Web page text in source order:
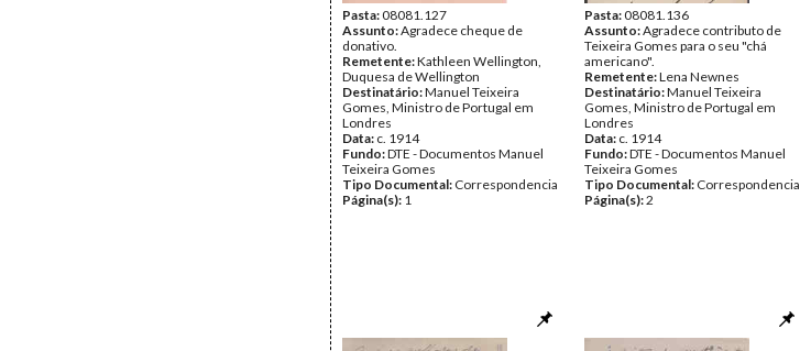
Pasta:08081.127
Assunto:Agradece cheque de
donativo.
Remetente:Kathleen Wellington,
Duquesa de Wellington
Destinatário:Manuel Teixeira
Gomes, Ministro de Portugal em
Londres
Data: c. 1914
Fundo:DTE - Documentos Manuel
Teixeira Gomes
Tipo Documental: Correspondencia
Página(s): 1
Pasta:08081.136
Assunto:Agradece contributo de
Teixeira Gomes para o seu "chá
americano".
Remetente:Lena Newnes
Destinatário:Manuel Teixeira
Gomes, Ministro de Portugal em
Londres
Data: c. 1914
Fundo:DTE - Documentos Manuel
Teixeira Gomes
Tipo Documental: Correspondencia
Página(s):2